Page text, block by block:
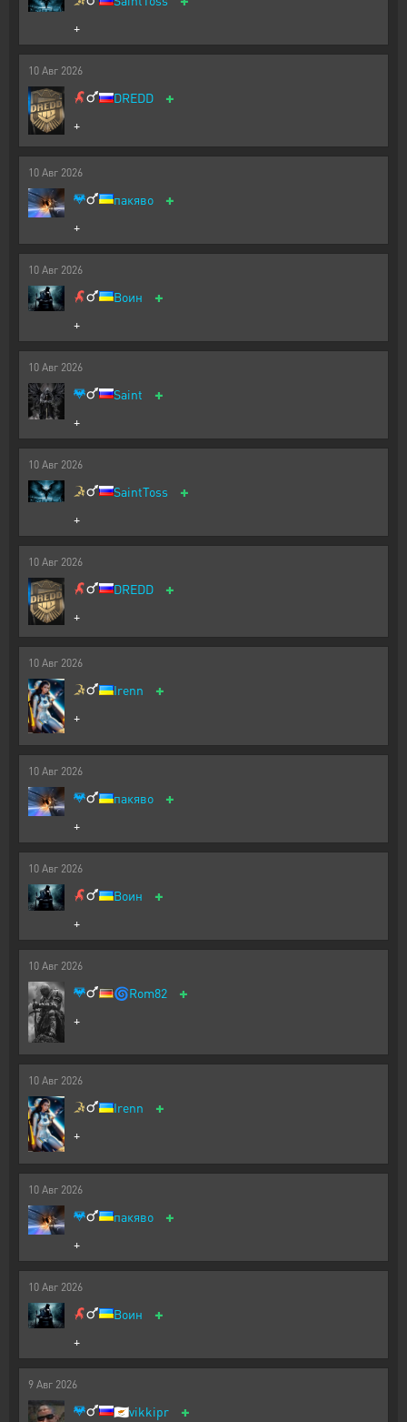
+
10 Авг 2026
DREDD +
+
10 Авг 2026
пакяво +
+
10 Авг 2026
Воин +
+
10 Авг 2026
Saint +
+
10 Авг 2026
SaintToss +
+
10 Авг 2026
DREDD +
+
10 Авг 2026
Irenn +
+
10 Авг 2026
пакяво +
+
10 Авг 2026
Воин +
+
10 Авг 2026
🌀Rom82 +
+
10 Авг 2026
Irenn +
+
10 Авг 2026
пакяво +
+
10 Авг 2026
Воин +
+
9 Авг 2026
🇨🇾vikkipr +